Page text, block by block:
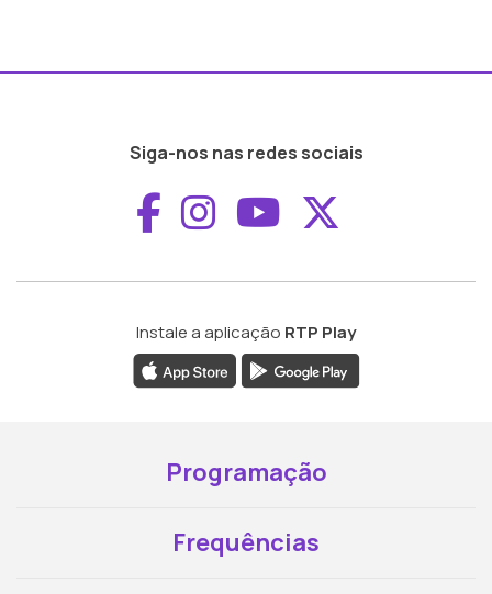
Siga-nos nas redes sociais
Aceder ao
Aceder ao
Aceder ao
Instale a aplicação RTP Play
Programação
Frequências